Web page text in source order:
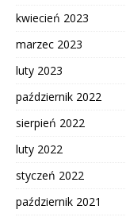
kwiecień 2023
marzec 2023
luty 2023
październik 2022
sierpień 2022
luty 2022
styczeń 2022
październik 2021